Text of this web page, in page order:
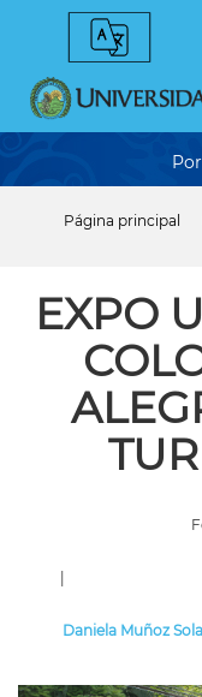
ayuda
a
la
navegación
Página principal
EXPO
|
Daniela Muñoz